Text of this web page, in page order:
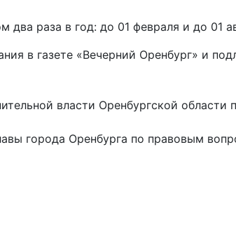
раза в год: до 01 февраля и до 01
в газете «Вечерний Оренбург» и
власти Оренбургской области
города Оренбурга по правовым